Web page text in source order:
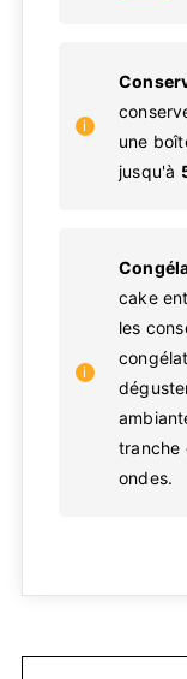
une
jusqu'à
cake
les
tranche
ondes.